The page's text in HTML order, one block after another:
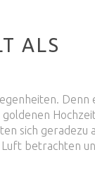
E
sich geradezu
betrachten